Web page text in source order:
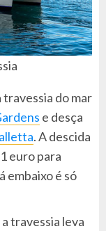
travessia do mar
e desça
. A descida
euro para
embaixo é só
travessia leva